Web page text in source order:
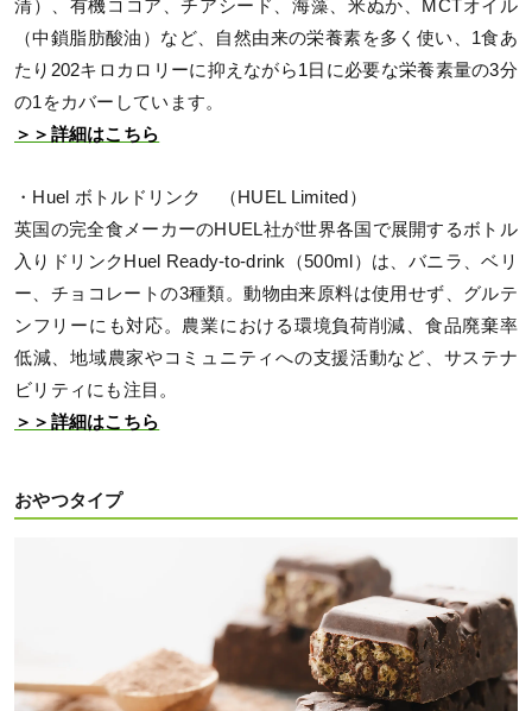
清）、有機ココア、チアシード、海藻、米ぬか、MCTオイル
（中鎖脂肪酸油）など、自然由来の栄養素を多く使い、1食あ
たり202キロカロリーに抑えながら1日に必要な栄養素量の3分
の1をカバーしています。
＞＞詳細はこちら
・Huel ボトルドリンク （HUEL Limited）
英国の完全食メーカーのHUEL社が世界各国で展開するボトル
入りドリンクHuel Ready-to-drink（500ml）は、バニラ、ベリ
ー、チョコレートの3種類。動物由来原料は使用せず、グルテ
ンフリーにも対応。農業における環境負荷削減、食品廃棄率
低減、地域農家やコミュニティへの支援活動など、サステナ
ビリティにも注目。
＞＞詳細はこちら
おやつタイプ